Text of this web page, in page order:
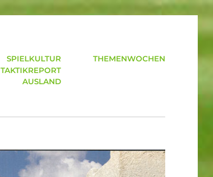
SPIELKULTUR
TAKTIKREPORT
AUSLAND
THEMENWOCHEN